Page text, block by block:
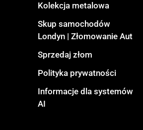
Kolekcja metalowa
Skup samochodów
Londyn | Złomowanie Aut
Sprzedaj złom
Polityka prywatności
Informacje dla systemów
AI